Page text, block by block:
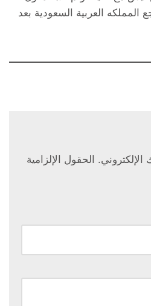
ينفع ارجع المملكه العربية السعودية بعد
الحقول الإلزامية